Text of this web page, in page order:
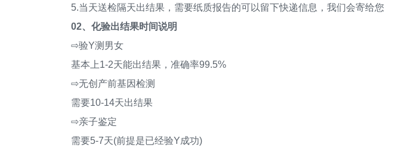
5.当天送检隔天出结果，需要纸质报告的可以留下快递信息，我们会寄给您
02、化验出结果时间说明
⇨验Y测男女
基本上1-2天能出结果，准确率99.5%
⇨无创产前基因检测
需要10-14天出结果
⇨亲子鉴定
需要5-7天(前提是已经验Y成功)